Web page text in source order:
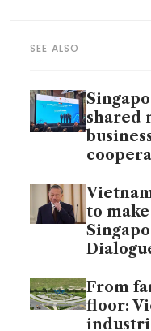
位于越南中
新加坡工业
在一个拥
投资不断增
持电子和精
平阳越南-新加
占地约500
SEE ALSO
shared
to
From
floor: